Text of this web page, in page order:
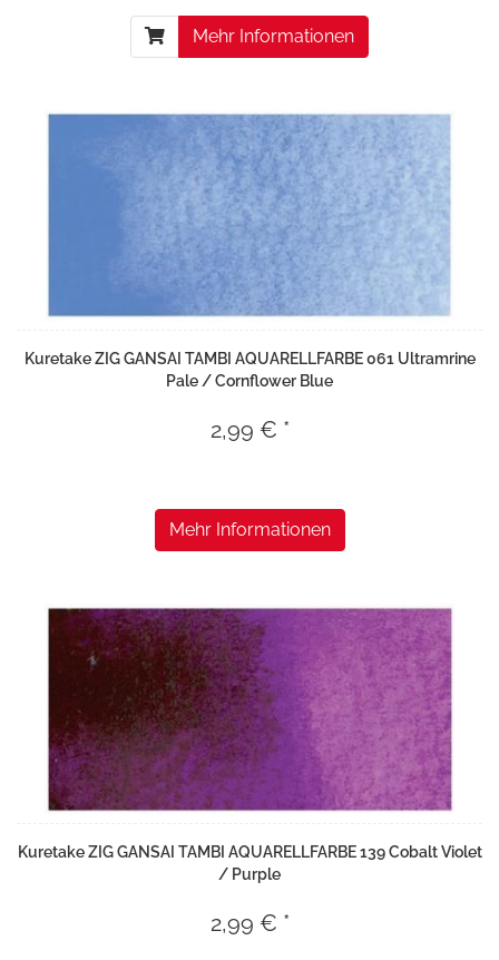
Mehr Informationen
Kuretake ZIG GANSAI TAMBI AQUARELLFARBE 061 Ultramrine
Pale / Cornflower Blue
2,99 € *
Mehr Informationen
Kuretake ZIG GANSAI TAMBI AQUARELLFARBE 139 Cobalt Violet
/ Purple
2,99 € *